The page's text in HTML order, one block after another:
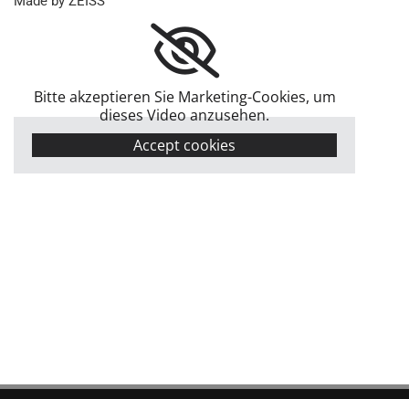
Bitte akzeptieren Sie Marketing-Cookies, um
dieses Video anzusehen.
Accept cookies